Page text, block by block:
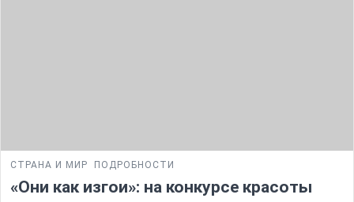
СТРАНА И МИР ПОДРОБНОСТИ
«Они как изгои»: на конкурсе красоты